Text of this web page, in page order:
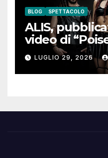
BLOG SPETTACOLO
ALIS,
video di
LUGLIO 29, 2026